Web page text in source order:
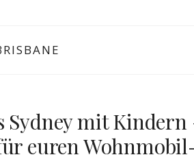
Sydney mit
euren